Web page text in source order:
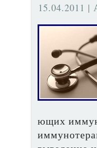
15.04.2011
ющих